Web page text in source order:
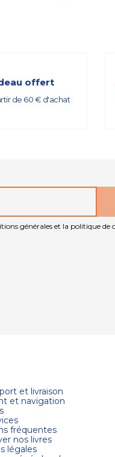
offert
de 60 € d'achat
générales et la politique de
et livraison
et navigation
fréquentes
nos livres
légales